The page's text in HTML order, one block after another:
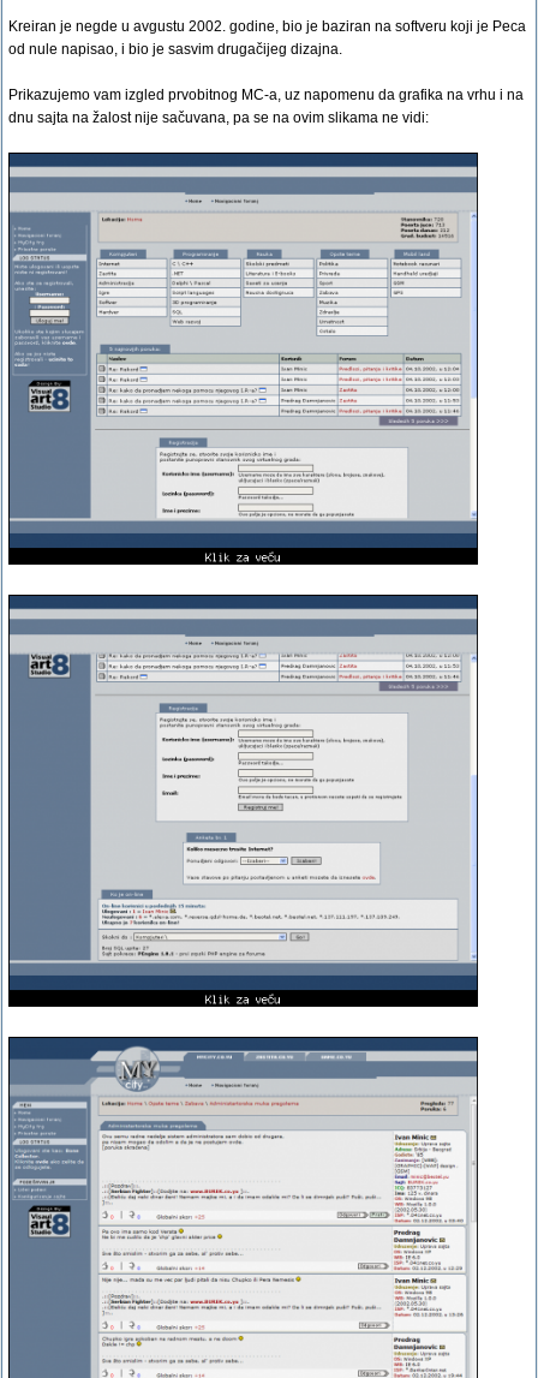
Kreiran je negde u avgustu 2002. godine, bio je baziran na softveru koji je Peca
od nule napisao, i bio je sasvim drugačijeg dizajna.
Prikazujemo vam izgled prvobitnog MC-a, uz napomenu da grafika na vrhu i na
dnu sajta na žalost nije sačuvana, pa se na ovim slikama ne vidi: